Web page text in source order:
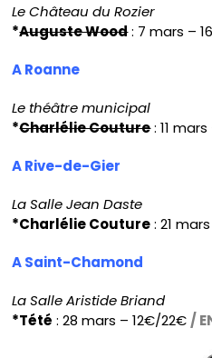
Le Château du Rozier
*Auguste Wood: 7 mars –
A Roanne
Le théâtre municipal
*Charlélie Couture: 11 mars
A Rive-de-Gier
La Salle Jean Daste
*Charlélie Couture: 21
A Saint-Chamond
La Salle Aristide Briand
*Tété : 28 mars – 12€/22€ /